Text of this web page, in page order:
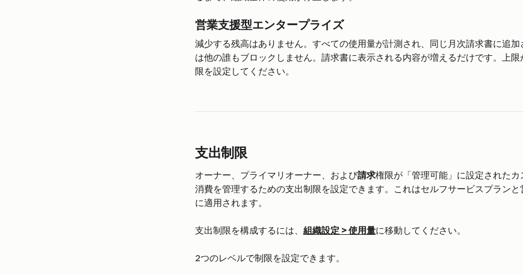
営業支援型エンタープライズ
減少する残高はありません。すべての使用量が計測され、同じ月次請求書に追加
は他の誰もブロックしません。請求書に表示される内容が増えるだけです。上
限を設定してください。
支出制限
オーナー、プライマリオーナー、および請求権限が「管理可能」に設定された
消費を管理するための支出制限を設定できます。これはセルフサービスプラン
に適用されます。
支出制限を構成するには、 組織設定 > 使用量に移動してください。
2つのレベルで制限を設定できます。